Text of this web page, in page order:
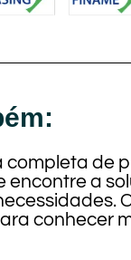
completa de
encontre a
conhecer